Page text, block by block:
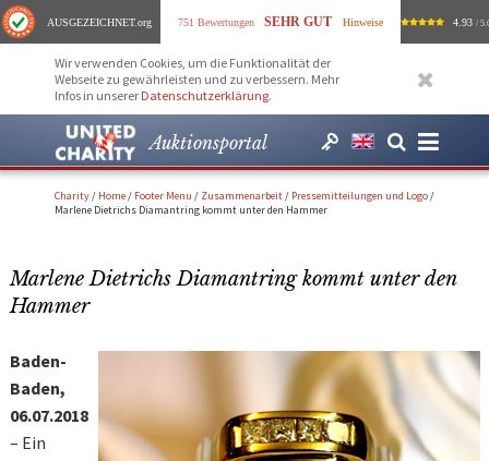
AUSGEZEICHNET.org 751 Bewertungen SEHR GUT Hinweise 4.93 /
Wir verwenden Cookies, um die Funktionalität der
Webseite zu gewährleisten und zu verbessern. Mehr
Infos in unserer Datenschutzerklärung.
Auktionsportal
Charity/ Home/ Footer Menu / Zusammenarbeit/ Pressemitteilungen und Logo/
Marlene Dietrichs Diamantring kommt unter den Hammer
Marlene Dietrichs Diamantring kommt unter den
Hammer
Baden-
Baden,
06.07.2018
– Ein